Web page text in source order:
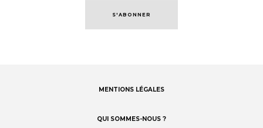
S'ABONNER
MENTIONS LÉGALES
QUI SOMMES-NOUS ?